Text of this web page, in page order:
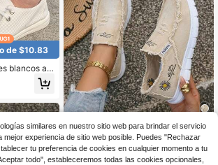
de $10.83
blancos a r
verano,
baja, ca
transpirable
Local Zapatos de lona informales p
similares en nuestro sitio web para brindar el servicio
mejor experiencia de sitio web posible. Puedes "Rechazar
tu preferencia de cookies en cualquier momento a tu
todo", estableceremos todas las cookies opcionales,